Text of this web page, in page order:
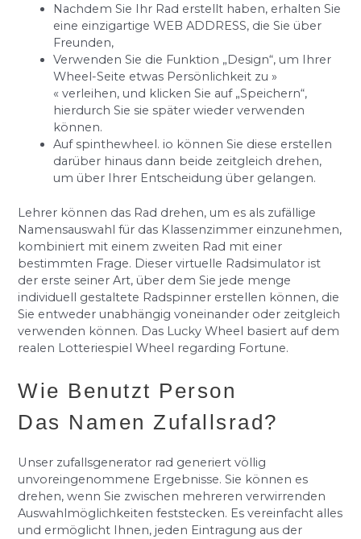
Nachdem Sie Ihr Rad erstellt haben, erhalten Sie
eine einzigartige WEB ADDRESS, die Sie über
Freunden,
Verwenden Sie die Funktion „Design“, um Ihrer
Wheel-Seite etwas Persönlichkeit zu »
« verleihen, und klicken Sie auf „Speichern“,
hierdurch Sie sie später wieder verwenden
können.
Auf spinthewheel. io können Sie diese erstellen
darüber hinaus dann beide zeitgleich drehen,
um über Ihrer Entscheidung über gelangen.
Lehrer können das Rad drehen, um es als zufällige
Namensauswahl für das Klassenzimmer einzunehmen,
kombiniert mit einem zweiten Rad mit einer
bestimmten Frage. Dieser virtuelle Radsimulator ist
der erste seiner Art, über dem Sie jede menge
individuell gestaltete Radspinner erstellen können, die
Sie entweder unabhängig voneinander oder zeitgleich
verwenden können. Das Lucky Wheel basiert auf dem
realen Lotteriespiel Wheel regarding Fortune.
Wie Benutzt Person
Das Namen Zufallsrad?
Unser zufallsgenerator rad generiert völlig
unvoreingenommene Ergebnisse. Sie können es
drehen, wenn Sie zwischen mehreren verwirrenden
Auswahlmöglichkeiten feststecken. Es vereinfacht alles
und ermöglicht Ihnen, jeden Eintragung aus der